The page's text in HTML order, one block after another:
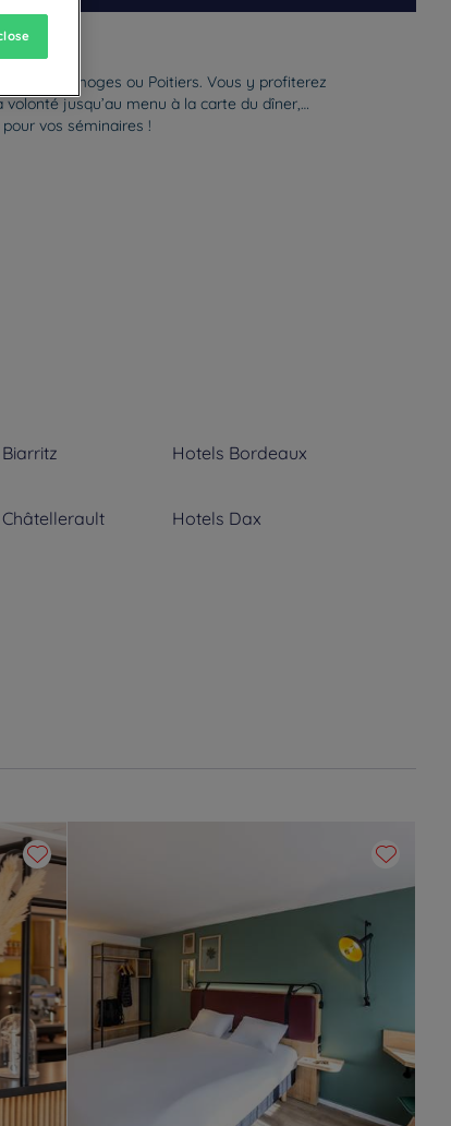
Limoges ou Poitiers. Vous y profiterez
jusqu’au menu à la carte du dîner,
vos séminaires !
Biarritz Hotels Bordeaux
Châtellerault Hotels Dax